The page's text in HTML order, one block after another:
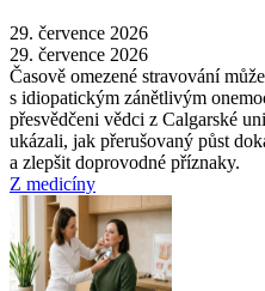
29. července 2026
29. července 2026
Časově omezené stravování
s idiopatickým zánětlivým
přesvědčeni vědci z Calgarské
ukázali, jak přerušovaný půst
a zlepšit doprovodné příznaky.
Z medicíny